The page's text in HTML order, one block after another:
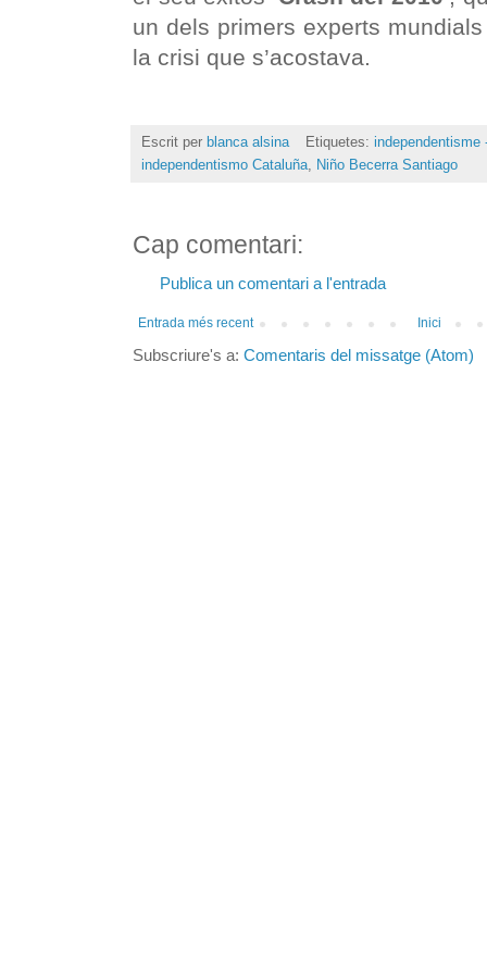
un dels primers experts
la crisi que s’acostava.
Escrit per blanca alsina Etiquetes: independentisme
independentismo Cataluña Niño Becerra Santiago
Cap comentari:
Publica un comentari a l'entrada
Entrada més recent Inici
Subscriure's a: Comentaris del missatge (Atom)